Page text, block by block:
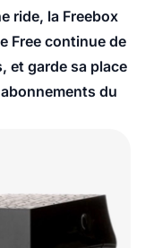
ride, la Freebox
Free continue de
et garde sa place
du